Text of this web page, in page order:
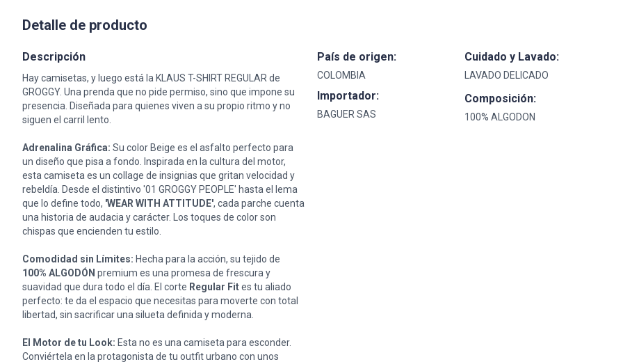
Detalle de producto
Descripción
Hay camisetas, y luego está la KLAUS T-SHIRT REGULAR de
GROGGY. Una prenda que no pide permiso, sino que impone su
presencia. Diseñada para quienes viven a su propio ritmo y no
siguen el carril lento.
Adrenalina Gráfica: Su color Beige es el asfalto perfecto para
un diseño que pisa a fondo. Inspirada en la cultura del motor,
esta camiseta es un collage de insignias que gritan velocidad y
rebeldía. Desde el distintivo '01 GROGGY PEOPLE' hasta el lema
que lo define todo, 'WEAR WITH ATTITUDE', cada parche cuenta
una historia de audacia y carácter. Los toques de color son
chispas que encienden tu estilo.
Comodidad sin Límites: Hecha para la acción, su tejido de
100% ALGODÓN premium es una promesa de frescura y
suavidad que dura todo el día. El corte Regular Fites tu aliado
perfecto: te da el espacio que necesitas para moverte con total
libertad, sin sacrificar una silueta definida y moderna.
El Motor de tu Look: Esta no es una camiseta para esconder.
Conviértela en la protagonista de tu outfit urbano con unos
País de origen:
COLOMBIA
Importador:
BAGUER SAS
Cuidado y Lavado:
LAVADO DELICADO
Composición:
100% ALGODON